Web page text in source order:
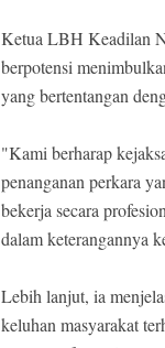
Ketua LBH Keadilan
berpotensi
yang bertentangan
"Kami berharap
penanganan perkara
bekerja secara
dalam keterangannya
Lebih lanjut, ia
keluhan masyarakat